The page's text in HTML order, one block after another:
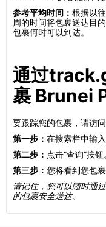
参考平均时间： 根据以
周的时间将包裹送达目
包裹何时可以到达。
通过
裹 Brunei
要跟踪您的包裹，请访
第一步： 在搜索栏中输
第二步： 点击“查询”按钮
第三步： 您将看到您包
请记住，您可以随时通
的包裹安全送达。